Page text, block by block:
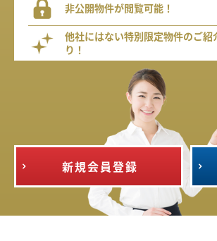
非公開物件が閲覧可能！
他社にはない特別限定物件のご紹
り！
新規会員登録